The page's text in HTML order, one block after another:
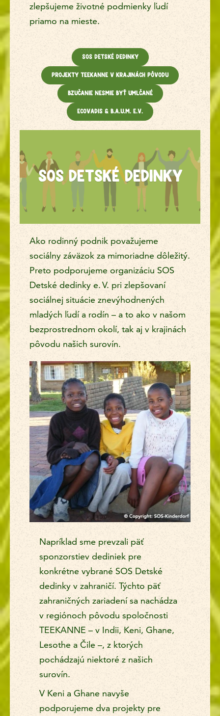
zlepšujeme životné podmienky ľudí
priamo na mieste.
SOS Detské dedinky
Projekty TEEKANNE v krajinách pôvodu
Bzučanie nesmie byť umlčané
Ecovadis & B.A.U.M. e.V.
SOS Detské dedinky
Ako rodinný podnik považujeme
sociálny záväzok za mimoriadne dôležitý.
Preto podporujeme organizáciu SOS
Detské dedinky e. V. pri zlepšovaní
sociálnej situácie znevýhodnených
mladých ľudí a rodín – a to ako v našom
bezprostrednom okolí, tak aj v krajinách
pôvodu našich surovín.
Napríklad sme prevzali päť
sponzorstiev dediniek pre
konkrétne vybrané SOS Detské
dedinky v zahraničí. Týchto päť
zahraničných zariadení sa nachádza
v regiónoch pôvodu spoločnosti
TEEKANNE – v Indii, Keni, Ghane,
Lesothe a Čile –, z ktorých
pochádzajú niektoré z našich
surovín.
V Keni a Ghane navyše
podporujeme dva projekty pre